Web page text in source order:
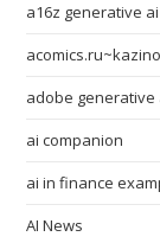
a16z generative ai
adobe generative
ai companion
ai in finance
AI News